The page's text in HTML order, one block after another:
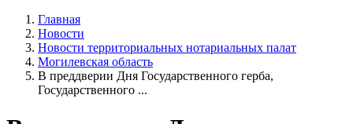
Главная
Новости
Новости территориальных нотариальных палат
Могилевская область
В преддверии Дня Государственного герба,
Государственного ...